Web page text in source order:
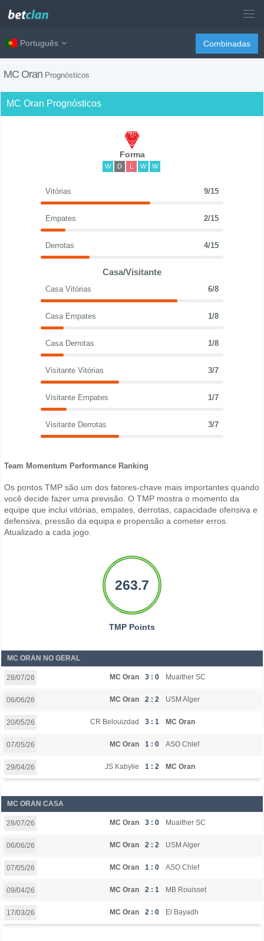
Português Combinadas
MC Oran Prognósticos
MC Oran Prognósticos
Forma
W D L W W
Vitórias 9/15
Empates 2/15
Derrotas 4/15
Casa/Visitante
Casa Vitórias 6/8
Casa Empates 1/8
Casa Derrotas 1/8
Visitante Vitórias 3/7
Visitante Empates 1/7
Visitante Derrotas 3/7
Team Momentum Performance Ranking
Os pontos TMP são um dos fatores-chave mais importantes quando
você decide fazer uma previsão. O TMP mostra o momento da
equipe que inclui vitórias, empates, derrotas, capacidade ofensiva e
defensiva, pressão da equipa e propensão a cometer erros.
Atualizado a cada jogo.
263.7
TMP Points
MC ORAN NO GERAL
28/07/26 MC Oran 3 : 0 Muaither SC
06/06/26 MC Oran 2 : 2 USM Alger
20/05/26 CR Belouizdad 3 : 1 MC Oran
07/05/26 MC Oran 1 : 0 ASO Chlef
29/04/26 JS Kabylie 1 : 2 MC Oran
MC ORAN CASA
28/07/26 MC Oran 3 : 0 Muaither SC
06/06/26 MC Oran 2 : 2 USM Alger
07/05/26 MC Oran 1 : 0 ASO Chlef
09/04/26 MC Oran 2 : 1 MB Rouisset
17/03/26 MC Oran 2 : 0 El Bayadh